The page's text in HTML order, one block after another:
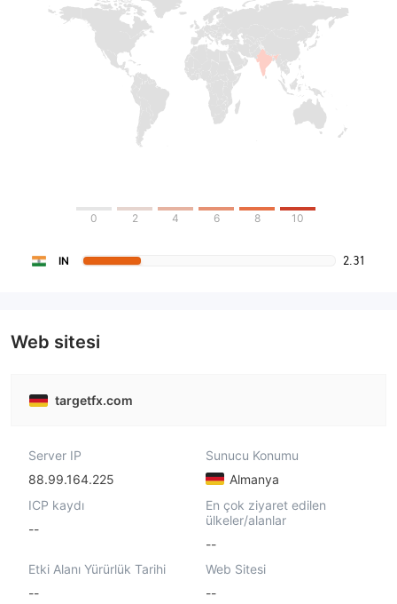
0 2 4 6 8 10
IN 2.31
Web sitesi
targetfx.com
Server IP
88.99.164.225
Sunucu Konumu
Almanya
ICP kaydı
--
En çok ziyaret edilen
ülkeler/alanlar
--
Etki Alanı Yürürlük Tarihi
--
Web Sitesi
--